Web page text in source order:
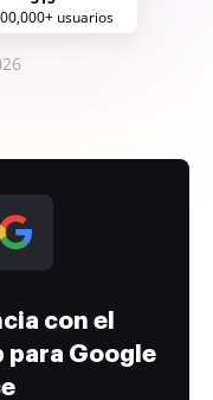
usuarios
con el
para Google